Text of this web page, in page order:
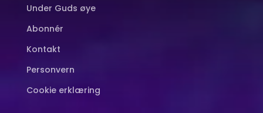
Under Guds øye
Abonnér
Kontakt
Personvern
Cookie erklæring